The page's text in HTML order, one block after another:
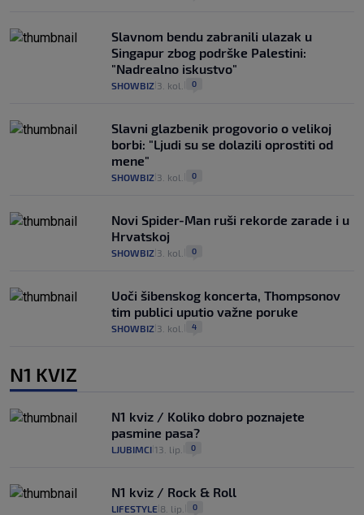
Slavnom bendu zabranili ulazak u
Singapur zbog podrške Palestini:
"Nadrealno iskustvo"
SHOWBIZ 3. kol. 0
Slavni glazbenik progovorio o velikoj
borbi: "Ljudi su se dolazili oprostiti od
mene"
SHOWBIZ 3. kol. 0
Novi Spider-Man ruši rekorde zarade i u
Hrvatskoj
SHOWBIZ 3. kol. 0
Uoči šibenskog koncerta, Thompsonov
tim publici uputio važne poruke
SHOWBIZ 3. kol. 4
N1 KVIZ
N1 kviz / Koliko dobro poznajete
pasmine pasa?
LJUBIMCI 13. lip. 0
N1 kviz / Rock & Roll
LIFESTYLE 8. lip. 0